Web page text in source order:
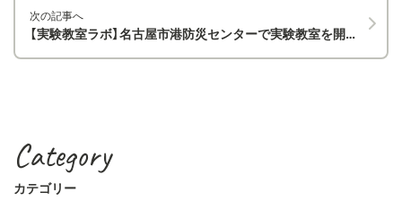
次の記事へ
【実験教室ラボ】名古屋市港防災センターで実験教室を開催しました！
Category
カテゴリー